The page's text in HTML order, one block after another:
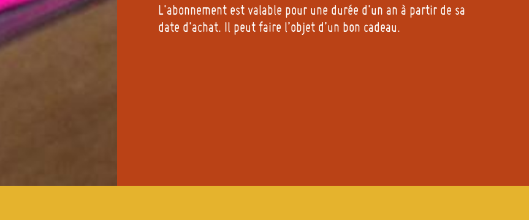
L'abonnement est valable pour une durée d'un an à partir de sa
date d'achat. Il peut faire l’objet d’un bon cadeau.